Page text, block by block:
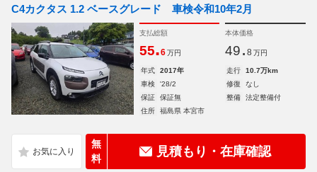
C4カクタス 1.2 ベースグレード 車検令和10年2月
支払総額
55.6 万円
本体価格
49. 8 万円
年式 2017年 走行
10.7万km
車検
'28/2 修復
なし
保証
保証無 整備
法定整備付
住所
福島県 本宮市
無
料
見積もり・在庫確認